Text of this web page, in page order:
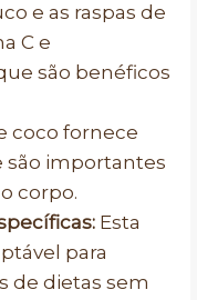
e as raspas de
C e
são benéficos
coco fornece
são importantes
corpo.
Esta
para
de dietas sem